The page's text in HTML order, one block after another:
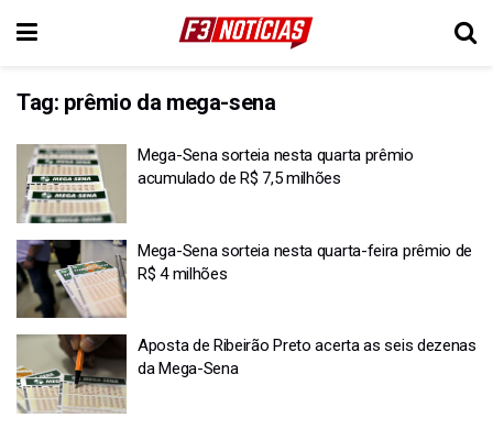
Tag: prêmio da mega-sena
Mega-Sena sorteia nesta quarta prêmio
acumulado de R$ 7,5 milhões
Mega-Sena sorteia nesta quarta-feira prêmio de
R$ 4 milhões
Aposta de Ribeirão Preto acerta as seis dezenas
da Mega-Sena